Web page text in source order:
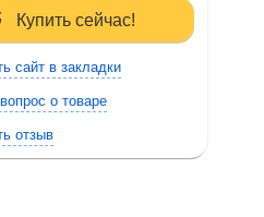
Купить сейчас!
сайт в закладки
о товаре
отзыв